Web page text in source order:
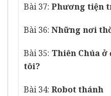
Bài 37: Phương tiện
Bài 36: Những nơi
Bài 35: Thiên Chúa
tôi?
Bài 34: Robot thánh